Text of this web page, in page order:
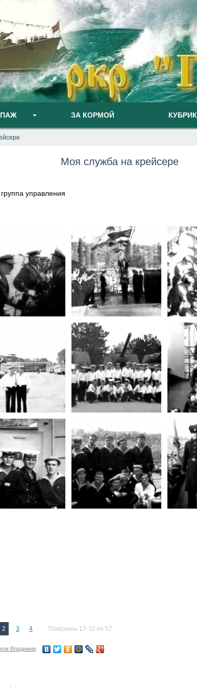
ЗА КОРМОЙ КУБРИК
Моя служба на крейсере
управления
2 3 4 Показаны 17-32 из 57
Владимир